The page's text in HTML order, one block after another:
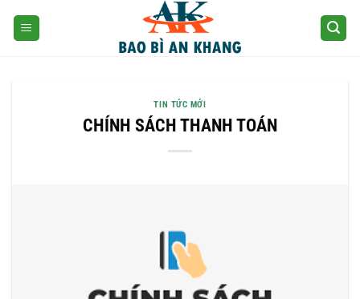
TIN TỨC MỚI
CHÍNH SÁCH THANH TOÁN